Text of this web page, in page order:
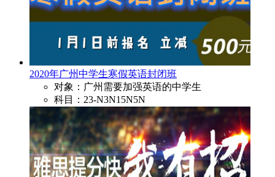
2020年广州中学生寒假英语封闭班
对象：广州需要加强英语的中学生
科目：23-N3N15N5N